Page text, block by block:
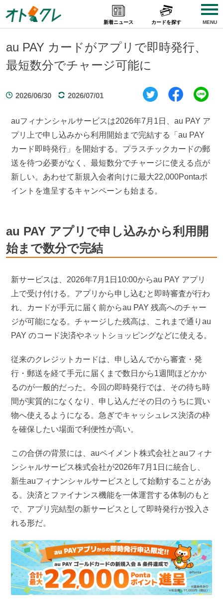
to
content
新着ニュース カードを探す MENU
au PAY カードがアプリで即時発行、
最短数分でチャージ可能に
2026/06/30 2026/07/01
auフィナンシャルサービスは2026年7月1日、au PAY ア
プリ上で申し込みから利用開始まで完結する「au PAY
カード即時発行」を開始する。プラスチックカードの郵
送を待つ必要がなく、最短数分でチャージに使える点が
新しい。あわせて新規入会者向けに最大22,000Pontaポ
イントを進呈するキャンペーンも始まる。
au PAY アプリで申し込みから利用開
始まで数分で完結
新サービスは、2026年7月1日10:00からau PAY アプリ
上で受け付ける。アプリから申し込むと即時審査が行わ
れ、カードが手元に届く前からau PAY 残高へのチャー
ジが可能になる。チャージした残高は、これまで通りau
PAY のコード決済やネットショッピングなどに使える。
従来のクレジットカードは、申し込んでから審査・発
行・郵送を経て手元に届くまで数日から1週間ほどかか
るのが一般的だった。今回の即時発行では、その待ち時
間が実質的になくなり、申し込んだその日のうちに買い
物へ使えるようになる。急ぎでキャッシュレス決済の枠
を確保したい場面で利便性が高い。
この合併の背景には、auペイメント株式会社とauフィナ
ンシャルサービス株式会社が2026年7月1日に統合し、
新生auフィナンシャルサービスとして始動することがあ
る。決済とファイナンス機能を一体運営する体制のもと
で、アプリ完結型の新サービスとして即時発行が投入さ
れる形だ。